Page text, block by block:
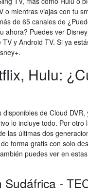
o mientras viajas con tu
de 65 canales de
ahora? Puedes ver
y Android TV. Si ya
Hulu:
de Cloud
lo incluye todo. Por
las últimas dos
forma gratis con solo
puedes ver en
-